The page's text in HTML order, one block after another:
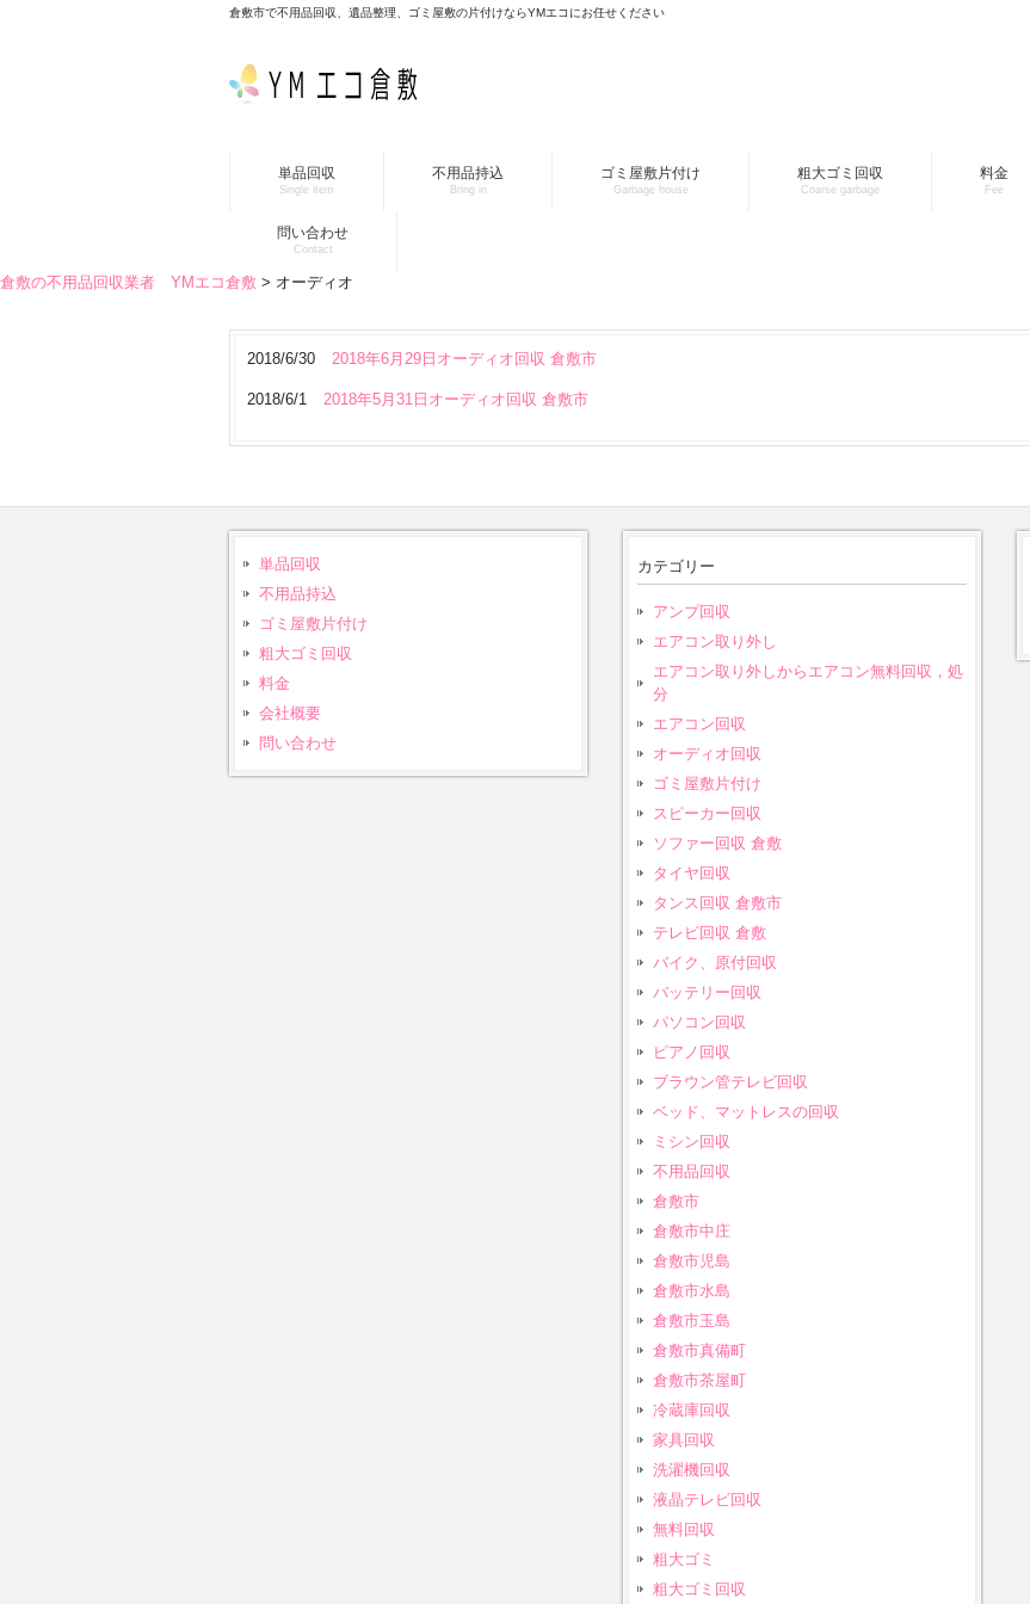
倉敷市で不用品回収、遺品整理、ゴミ屋敷の片付けならYMエコにお任せください
単品回収
Single item
不用品持込
Bring in
ゴミ屋敷片付け
Garbage house
粗大ゴミ回収
Coarse garbage
料金
Fee
問い合わせ
Contact
倉敷の不用品回収業者 YMエコ倉敷 > オーディオ
2018/6/30 2018年6月29日オーディオ回収 倉敷市
2018/6/1 2018年5月31日オーディオ回収 倉敷市
単品回収
不用品持込
ゴミ屋敷片付け
粗大ゴミ回収
料金
会社概要
問い合わせ
カテゴリー
アンプ回収
エアコン取り外し
エアコン取り外しからエアコン無料回収，処
分
エアコン回収
オーディオ回収
ゴミ屋敷片付け
スピーカー回収
ソファー回収 倉敷
タイヤ回収
タンス回収 倉敷市
テレビ回収 倉敷
バイク、原付回収
バッテリー回収
パソコン回収
ピアノ回収
ブラウン管テレビ回収
ベッド、マットレスの回収
ミシン回収
不用品回収
倉敷市
倉敷市中庄
倉敷市児島
倉敷市水島
倉敷市玉島
倉敷市真備町
倉敷市茶屋町
冷蔵庫回収
家具回収
洗濯機回収
液晶テレビ回収
無料回収
粗大ゴミ
粗大ゴミ回収